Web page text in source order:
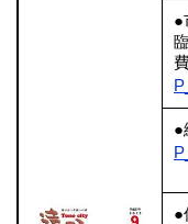
●
●
●